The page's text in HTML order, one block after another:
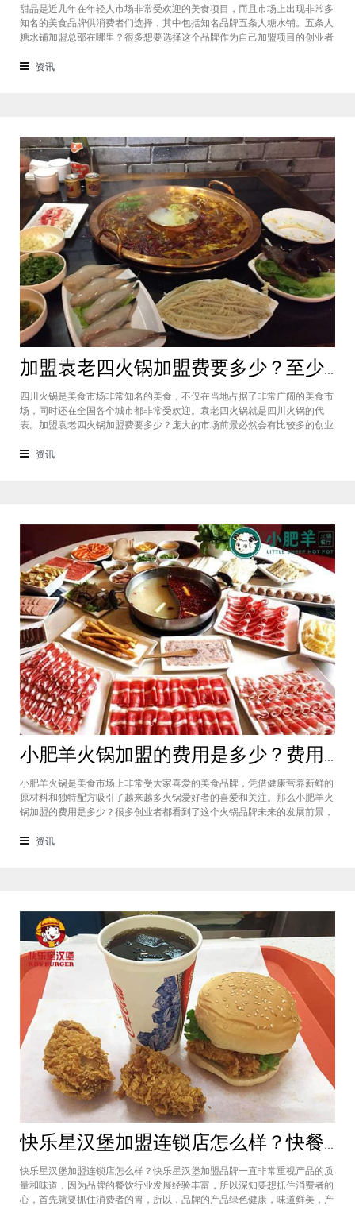
甜品是近几年在年轻人市场非常受欢迎的美食项目，而且市场上出现非常多
知名的美食品牌供消费者们选择，其中包括知名品牌五条人糖水铺。五条人
糖水铺加盟总部在哪里？很多想要选择这个品牌作为自己加盟项目的创业者
门进行考察，带大家了解五条人糖水铺加盟情况，欢迎大家前来考察。五条
资讯
加盟袁老四火锅加盟费要多少？至少50万资金你准备好了吗？
四川火锅是美食市场非常知名的美食，不仅在当地占据了非常广阔的美食市
场，同时还在全国各个城市都非常受欢迎。袁老四火锅就是四川火锅的代
表。加盟袁老四火锅加盟费要多少？庞大的市场前景必然会有比较多的创业
城市都有着不一样的加盟费标准，袁老四火锅加盟至少要有50万资金你准备
资讯
小肥羊火锅加盟的费用是多少？费用标准如下看你是否符合加盟资格
小肥羊火锅是美食市场上非常受大家喜爱的美食品牌，凭借健康营养新鲜的
原材料和独特配方吸引了越来越多火锅爱好者的喜爱和关注。那么小肥羊火
锅加盟的费用是多少？很多创业者都看到了这个火锅品牌未来的发展前景，
小编带大家一起了解小肥羊火锅加盟的费用情况让创业者拥有更多信息。创
资讯
快乐星汉堡加盟连锁店怎么样？快餐店中产品口味如何？
快乐星汉堡加盟连锁店怎么样？快乐星汉堡加盟品牌一直非常重视产品的质
量和味道，因为品牌的餐饮行业发展经验丰富，所以深知要想抓住消费者的
心，首先就要抓住消费者的胃，所以，品牌的产品绿色健康，味道鲜美，产